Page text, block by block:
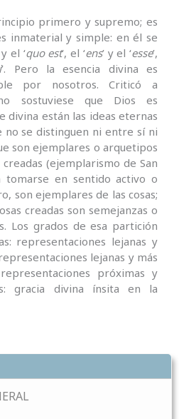
primero y supremo; es
inmaterial y simple: en él se
y el ‘quo est’, el ‘ens’ y el ‘esse’,
’. Pero la esencia divina es
por nosotros. Criticó a
sostuviese que Dios es
divina están las ideas eternas
se distinguen ni entre sí ni
son ejemplares o arquetipos
(ejemplarismo de San
tomarse en sentido activo o
son ejemplares de las cosas;
creadas son semejanzas o
Los grados de esa partición
representaciones lejanas y
lejanas y más
próximas y
gracia divina ínsita en la